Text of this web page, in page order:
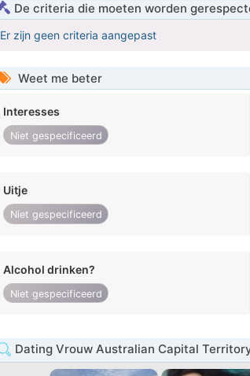
De criteria die moeten worden
Er zijn geen criteria aangepast
Weet me beter
Interesses
Niet gespecificeerd
Uitje
Niet gespecificeerd
Alcohol drinken?
Niet gespecificeerd
Dating Vrouw Australian Capital